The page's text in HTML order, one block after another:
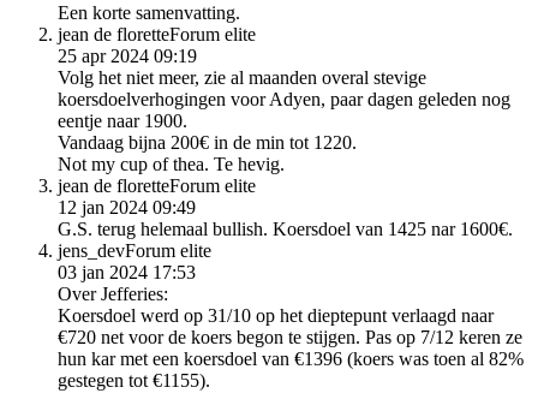
Een korte samenvatting.
jean de floretteForum elite
25 apr 2024 09:19
Volg het niet meer, zie al maanden overal stevige
koersdoelverhogingen voor Adyen, paar dagen geleden nog
eentje naar 1900.
Vandaag bijna 200€ in de min tot 1220.
Not my cup of thea. Te hevig.
jean de floretteForum elite
12 jan 2024 09:49
G.S. terug helemaal bullish. Koersdoel van 1425 nar 1600€.
jens_devForum elite
03 jan 2024 17:53
Over Jefferies:
Koersdoel werd op 31/10 op het dieptepunt verlaagd naar
€720 net voor de koers begon te stijgen. Pas op 7/12 keren ze
hun kar met een koersdoel van €1396 (koers was toen al 82%
gestegen tot €1155).